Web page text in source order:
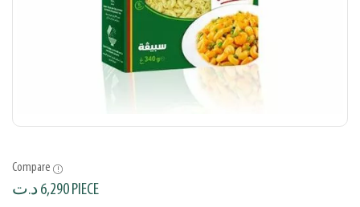
Compare
6,290د.ت PIECE